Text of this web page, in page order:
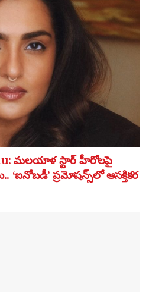
మలయాళ స్టార్ హీరోలపై
‘ఐనోబడీ’ ప్రమోషన్స్‌లో ఆసక్తికర